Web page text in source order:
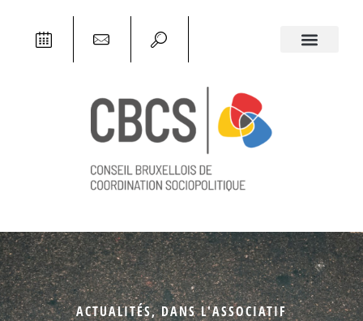
ACTUALITÉS,DANS L'ASSOCIATIF